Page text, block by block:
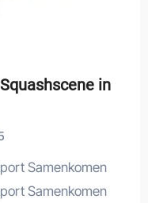
in
Samenkomen